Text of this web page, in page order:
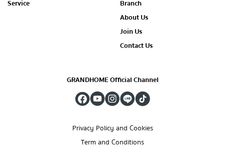
Service
Branch
About Us
Join Us
Contact Us
GRANDHOME Official Channel
Privacy Policy and Cookies
Term and Conditions